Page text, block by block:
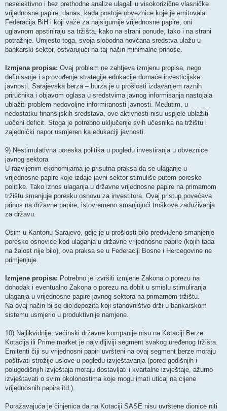
neselektivno i bez prethodne analize ulagali u visokorizične vlasničke
vrijednosne papire, danas, kada postoje obveznice koje je emitovala
Federacija BiH i koji važe za najsigurnije vrijednosne papire, oni
uglavnom apstiniraju sa tržišta, kako na strani ponude, tako i na strani
potražnje. Umjesto toga, svoja slobodna novčana sredstva ulažu u
bankarski sektor, ostvarujući na taj način minimalne prinose.
Izmjena propisa: Ovaj problem ne zahtjeva izmjenu propisa, nego
definisanje i sprovođenje strategije edukacije domaće investicijske
javnosti. Sarajevska berza – burza je u prošlosti izdavanjem raznih
priručnika i objavom oglasa u sredstvima javnog informisanja nastojala
ublažiti problem nedovoljne informiranosti javnosti. Međutim, u
nedostatku finansijskih sredstava, ove aktivnosti nisu uspjele ublažiti
uočeni deficit. Stoga je potrebno uključenje svih učesnika na tržištu i
zajednički napor usmjeren ka edukaciji javnosti.
9) Nestimulativna poreska politika u pogledu investiranja u obveznice
javnog sektora
U razvijenim ekonomijama je prisutna praksa da se ulaganje u
vrijednosne papire koje izdaje javni sektor stimuliše putem poreske
politike. Tako iznos ulaganja u državne vrijednosne papire na primarnom
tržištu smanjuje poresku osnovu za investitora. Ovaj pristup povećava
prinos na državne papire, istovremeno smanjujući troškove zaduživanja
za državu.
Osim u Kantonu Sarajevo, gdje je u prošlosti bilo predviđeno smanjenje
poreske osnovice kod ulaganja u državne vrijednosne papire (kojih tada
na žalost nije bilo), ova praksa se u Federaciji Bosne i Hercegovine ne
primjenjuje.
Izmjene propisa: Potrebno je izvršiti izmjene Zakona o porezu na
dohodak i eventualno Zakona o porezu na dobit u smislu stimuliranja
ulaganja u vrijednosne papire javnog sektora na primarnom tržištu.
Na ovaj način bi se dio depozita koji stanovništvo drži u bankarskom
sistemu usmjerio u produktivnije namjene.
10) Najlikvidnije, većinski državne kompanije nisu na Kotaciji Berze
Kotacija ili Prime market je najvidljiviji segment svakog uređenog tržišta.
Emitenti čiji su vrijednosni papiri uvršteni na ovaj segment berze moraju
poštivati strožije uslove u pogledu izvještavanja (pored godišnjih i
polugodišnjih izvještaja moraju dostavljati i kvartalne izvještaje, ažurno
izvještavati o svim okolonostima koje mogu imati uticaj na cijene
vrijednosnih papira itd.).
Poražavajuća je činjenica da na Kotaciji SASE nisu uvrštene dionice niti